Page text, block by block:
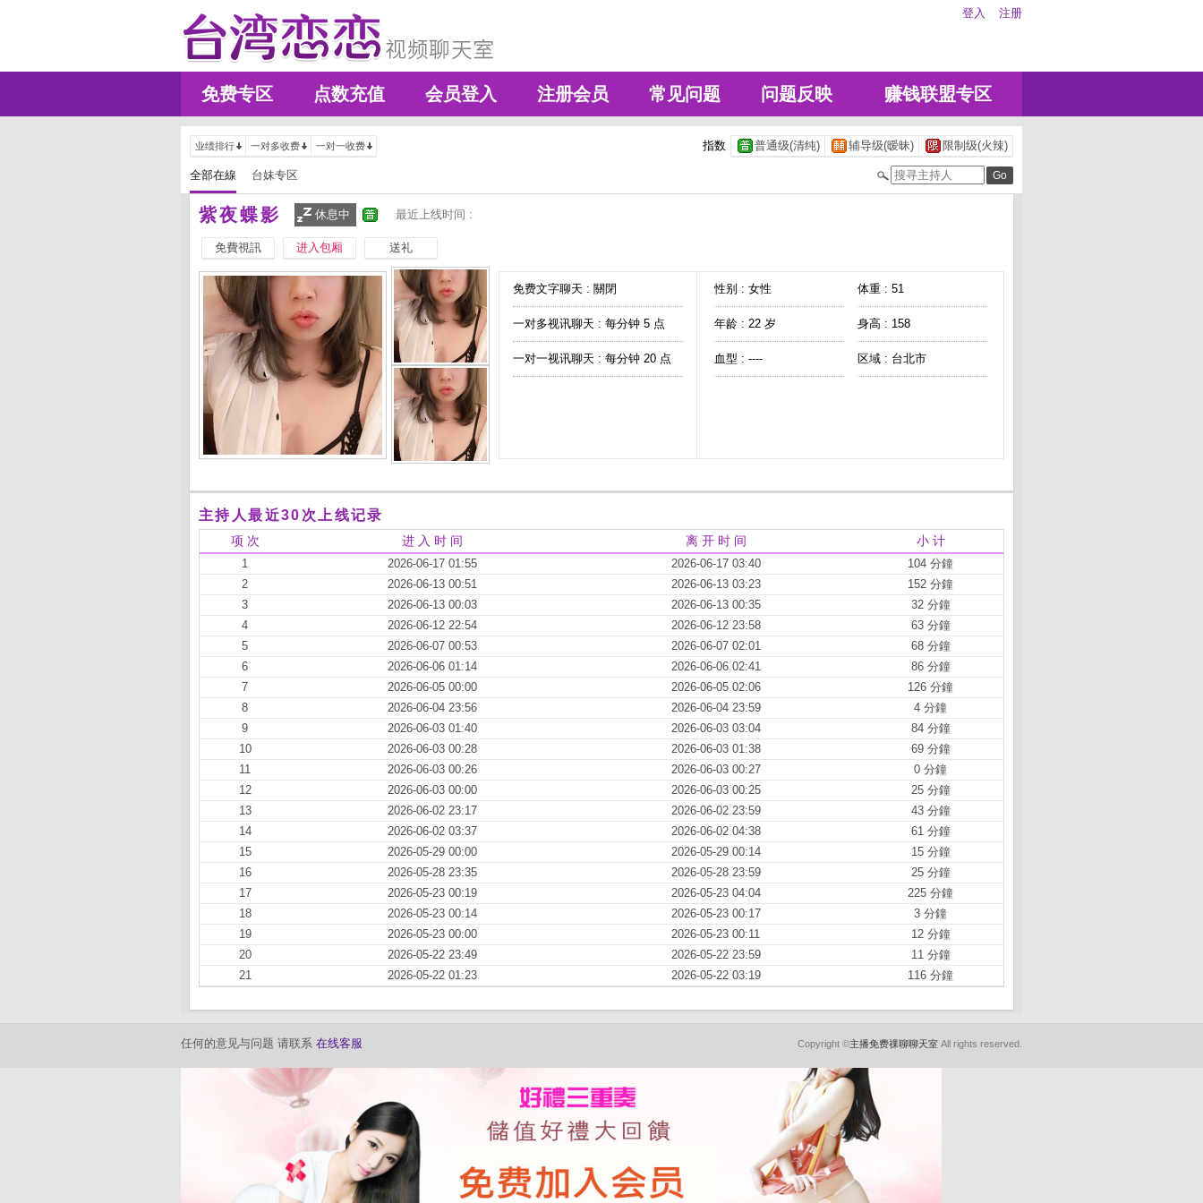
登入 注册
免费专区 点数充值 会员登入 注册会员 常见问题 问题反映 赚钱联盟专区
业绩排行 一对多收费 一对一收费 指数 普通级(清纯) 辅导级(暧昧) 限制级(火辣)
全部在線 台妹专区
紫夜蝶影 休息中 最近上线时间 :
免費視訊 进入包厢 送礼
免费文字聊天 : 關閉
一对多视讯聊天 : 每分钟 5 点
一对一视讯聊天 : 每分钟 20 点
性别 : 女性 体重 : 51
年龄 : 22 岁 身高 : 158
血型 : ---- 区域 : 台北市
主持人最近30次上线记录
项 次 进 入 时 间 离 开 时 间 小 计
1 2026-06-17 01:55 2026-06-17 03:40
104 分鐘
2
2026-06-13 00:51 2026-06-13 03:23
152 分鐘
3
2026-06-13 00:03 2026-06-13 00:35
32 分鐘
4
2026-06-12 22:54 2026-06-12 23:58
63 分鐘
5
2026-06-07 00:53 2026-06-07 02:01
68 分鐘
6
2026-06-06 01:14 2026-06-06 02:41
86 分鐘
7
2026-06-05 00:00 2026-06-05 02:06
126 分鐘
8
2026-06-04 23:56 2026-06-04 23:59
4 分鐘
9
2026-06-03 01:40 2026-06-03 03:04
84 分鐘
10
2026-06-03 00:28 2026-06-03 01:38
69 分鐘
11
2026-06-03 00:26 2026-06-03 00:27
0 分鐘
12
2026-06-03 00:00 2026-06-03 00:25
25 分鐘
13
2026-06-02 23:17 2026-06-02 23:59
43 分鐘
14
2026-06-02 03:37 2026-06-02 04:38
61 分鐘
15
2026-05-29 00:00 2026-05-29 00:14
15 分鐘
16
2026-05-28 23:35 2026-05-28 23:59
25 分鐘
17
2026-05-23 00:19 2026-05-23 04:04
225 分鐘
18
2026-05-23 00:14 2026-05-23 00:17
3 分鐘
19
2026-05-23 00:00 2026-05-23 00:11
12 分鐘
20
2026-05-22 23:49 2026-05-22 23:59
11 分鐘
21
2026-05-22 01:23 2026-05-22 03:19 116 分鐘
任何的意见与问题 请联系 在线客服 Copyright ©主播免费祼聊聊天室 All rights reserved.